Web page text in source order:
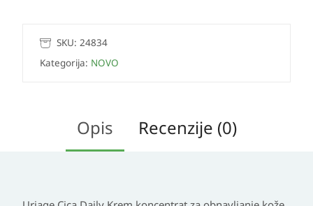
SKU: 24834
Kategorija: NOVO
Opis Recenzije (0)